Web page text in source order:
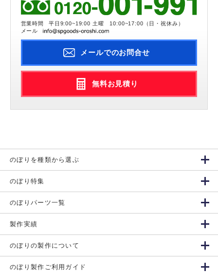
営業時間
平日9:00~19:00 土曜 10:00~17:00（日・祝休み）
メール
メールでのお問合せ
無料お見積り
のぼりを種類から選ぶ
のぼり特集
のぼりパーツ一覧
製作実績
のぼりの製作について
のぼり製作ご利用ガイド